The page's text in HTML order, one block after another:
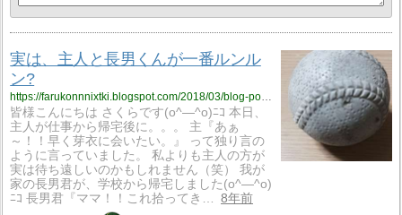
実は、主人と長男くんが一番ルンル
ン?
皆様こんにちは さくらです(o^―^o)ﾆｺ 本日、
主人が仕事から帰宅後に。。。 主『あぁ
～！！早く芽衣に会いたい。』 って独り言の
ように言っていました。 私よりも主人の方が
実は待ち遠しいのかもしれません（笑） 我が
家の長男君が、学校から帰宅しました(o^―^o)
ﾆｺ 長男君『ママ！！これ拾ってき…
8年前